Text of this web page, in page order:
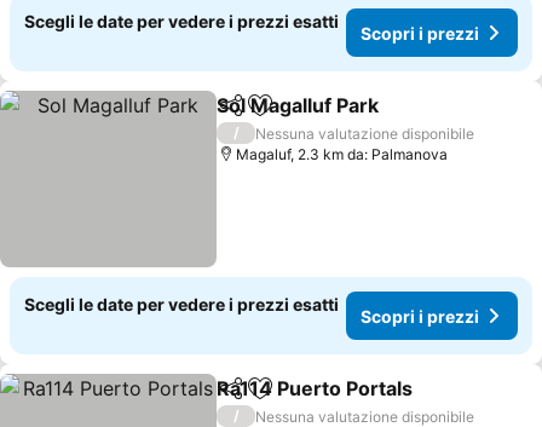
Scegli le date per vedere i prezzi esatti
Scopri i prezzi
CondividiAggiungi ai preferiti
Sol Magalluf Park
/
Nessuna valutazione disponibile
Magaluf, 2.3 km da: Palmanova
Scegli le date per vedere i prezzi esatti
Scopri i prezzi
CondividiAggiungi ai preferiti
Ra114 Puerto Portals
/
Nessuna valutazione disponibile